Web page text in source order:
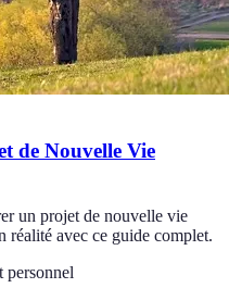
de Nouvelle Vie
un projet de nouvelle vie
réalité avec ce guide complet.
personnel